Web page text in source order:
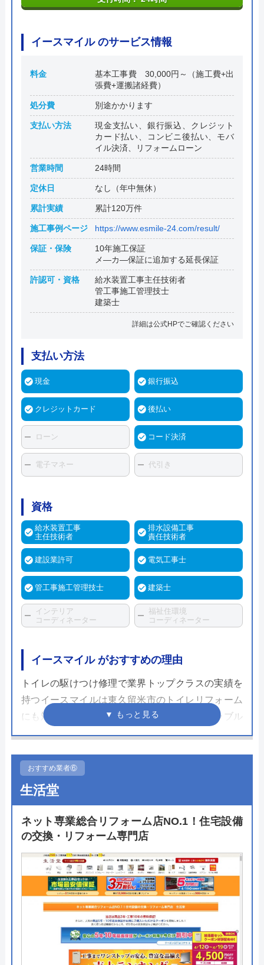
イースマイル のサービス情報
料金
基本工事費 30,000円～（施工費+出
張費+運搬諸経費）
処分費 別途かかります
支払い方法
現金支払い、銀行振込、クレジット
カード払い、コンビニ後払い、モバ
イル決済、リフォームローン
営業時間 24時間
定休日 なし（年中無休）
累計実績 累計120万件
施工事例ページ https://www.esmile-24.com/result/
保証・保険
10年施工保証
メ―カ―保証に追加する延長保証
許認可・資格
給水装置工事主任技術者
管工事施工管理技士
建築士
詳細は公式HPでご確認ください
支払い方法
現金 銀行振込
クレジットカード 後払い
ローン コード決済
電子マネー 代引き
資格
給水装置工事
主任技術者
排水設備工事
責任技術者
建設業許可 電気工事士
管工事施工管理技士 建築士
インテリア
コーディネーター
福祉住環境
コーディネーター
イースマイル がおすすめの理由
トイレの駆けつけ修理で業界トップクラスの実績を
持つイースマイルは東久留米市のトイレリフォーム
にも対応しています。これまでの水まわりトラブル
解決の知識や経験は非常に信頼できるものであり、
装置工事業者」であるため、信頼できる業者である
といえます。
24時間365日年中無休で対応可能で、見積もりや出
張料も無料ですのでトイレリフォームを考えている
公式サイトで
料金詳細を見る
今すぐ電話で相談する
0120-091-026
受付時間： 24時間
おすすめ業者⑥
生活堂
ネット専業総合リフォーム店NO.1！住宅設備
の交換・リフォーム専門店